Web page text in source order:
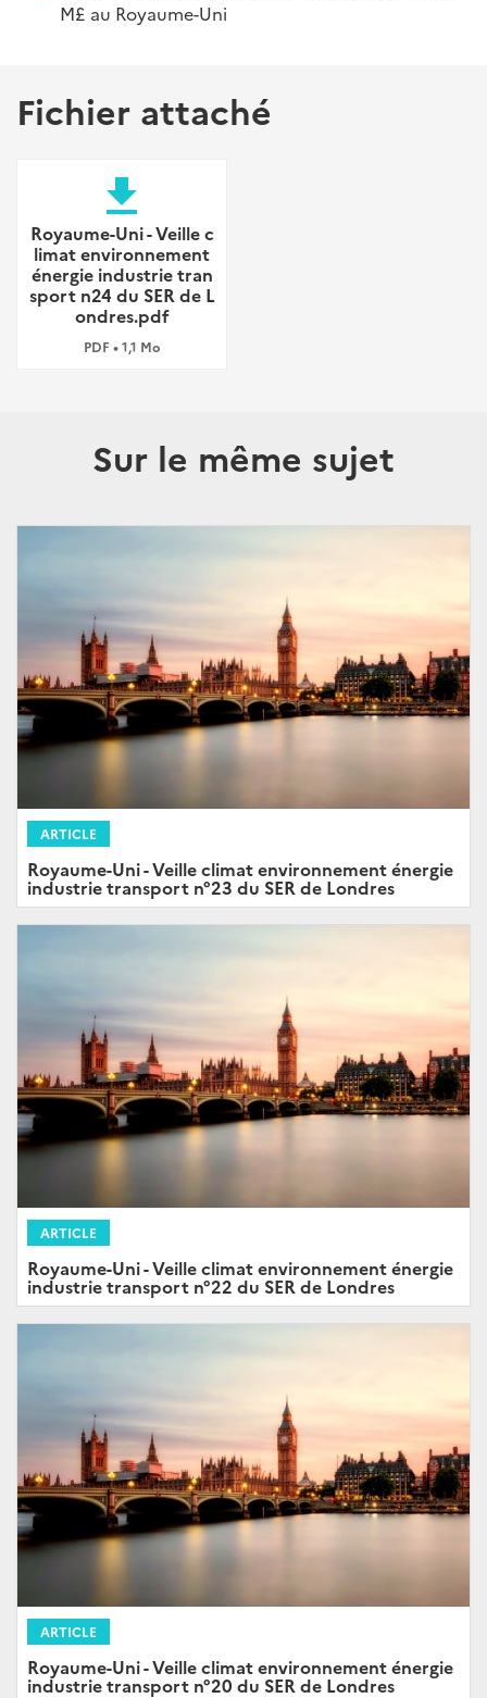
M£ au Royaume-Uni
Fichier attaché
file_download
Royaume-Uni - Veille c
limat environnement
énergie industrie tran
sport n24 du SER de L
ondres.pdf
PDF • 1,1 Mo
Sur le même sujet
ARTICLE
Royaume-Uni - Veille climat environnement énergie
industrie transport n°23 du SER de Londres
ARTICLE
Royaume-Uni - Veille climat environnement énergie
industrie transport n°22 du SER de Londres
ARTICLE
Royaume-Uni - Veille climat environnement énergie
industrie transport n°20 du SER de Londres